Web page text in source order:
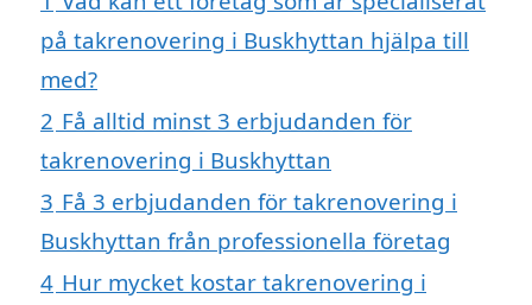
på takrenovering i Buskhyttan hjälpa till
med?
2 Få alltid minst 3 erbjudanden för
takrenovering i Buskhyttan
3 Få 3 erbjudanden för takrenovering i
Buskhyttan från professionella företag
4 Hur mycket kostar takrenovering i